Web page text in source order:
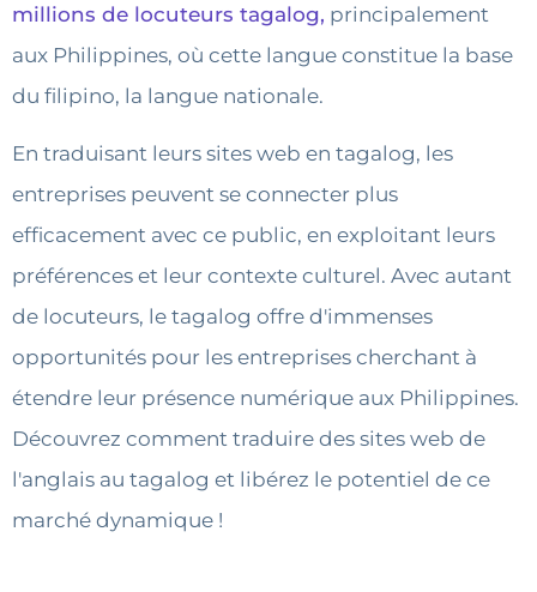
millions de locuteurs tagalog, principalement
aux Philippines, où cette langue constitue la base
du filipino, la langue nationale.
En traduisant leurs sites web en tagalog, les
entreprises peuvent se connecter plus
efficacement avec ce public, en exploitant leurs
préférences et leur contexte culturel. Avec autant
de locuteurs, le tagalog offre d'immenses
opportunités pour les entreprises cherchant à
étendre leur présence numérique aux Philippines.
Découvrez comment traduire des sites web de
l'anglais au tagalog et libérez le potentiel de ce
marché dynamique !